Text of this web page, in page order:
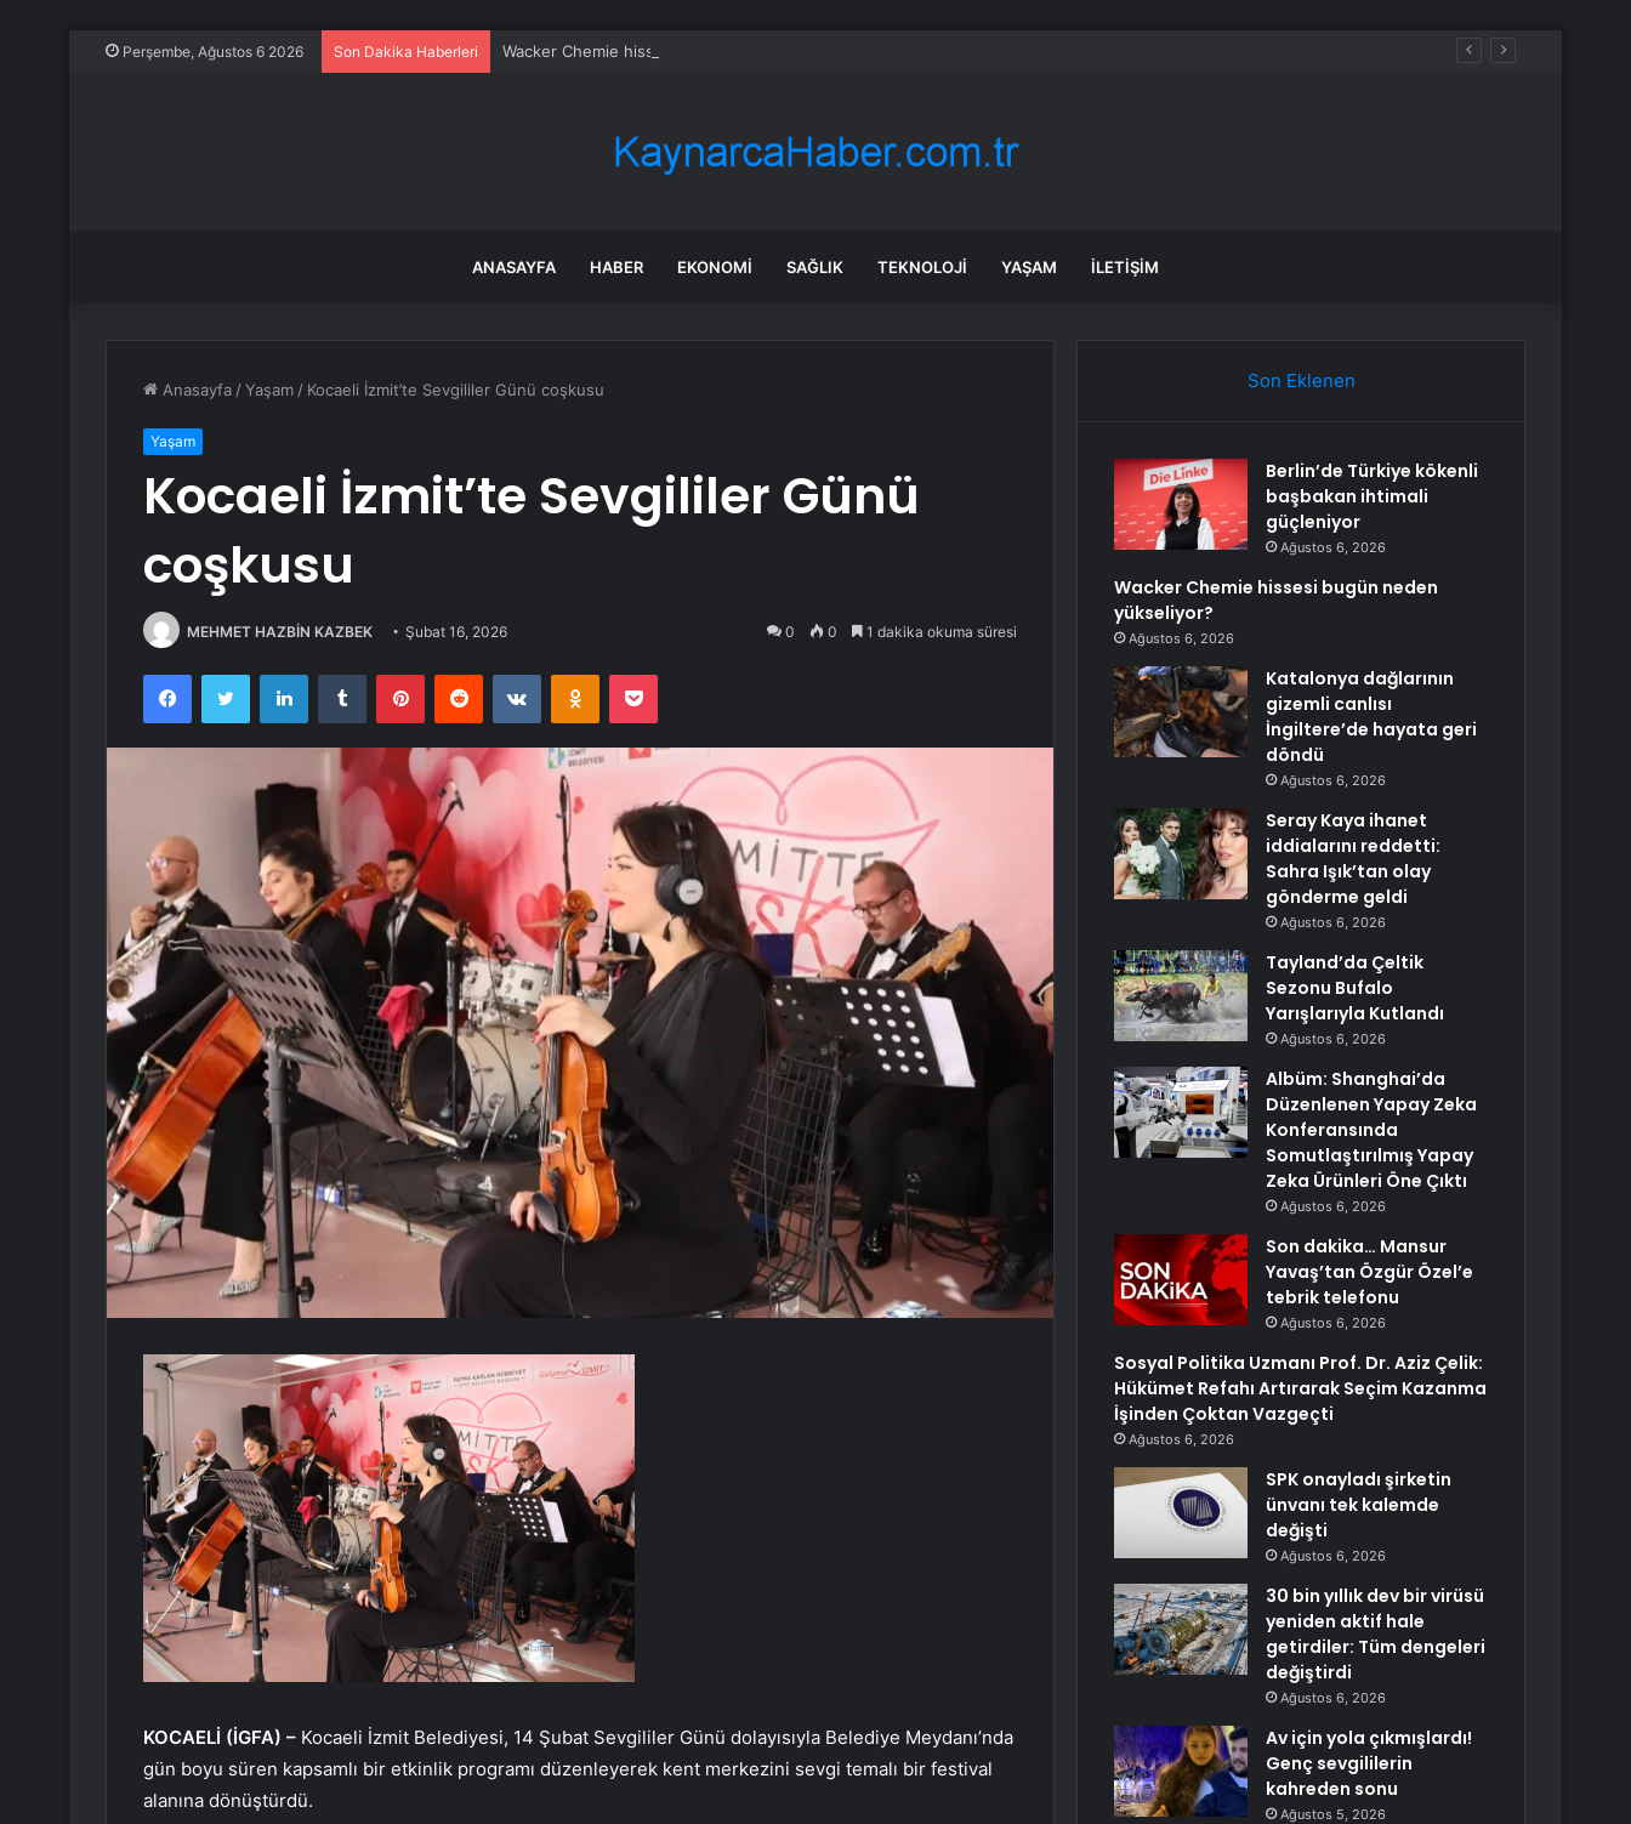
Perşembe, Ağustos 6 2026 Son Dakika Haberleri Wacker Chemie hissesi bugün neden yükseliyor?
ANASAYFA HABER EKONOMI SAĞLIK TEKNOLOJI YAŞAM İLETIŞIM
Anasayfa /Yaşam / Kocaeli İzmit’te Sevgililer Günü coşkusu
Yaşam
Kocaeli İzmit’te Sevgililer Günü
coşkusu
MEHMET HAZBİN KAZBEK Şubat 16, 2026 0 0 1 dakika okuma süresi
FacebookTwitter LinkedInTumblr PinterestReddit VKontakteOdnoklassniki
Pocket
KOCAELİ (İGFA) – Kocaeli İzmit Belediyesi, 14 Şubat Sevgililer Günü dolayısıyla Belediye Meydanı’nda
gün boyu süren kapsamlı bir etkinlik programı düzenleyerek kent merkezini sevgi temalı bir festival
alanına dönüştürdü.
Son Eklenen
Berlin’de Türkiye kökenli
başbakan ihtimali
güçleniyor
Ağustos 6, 2026
Wacker Chemie hissesi bugün neden
yükseliyor?
Ağustos 6, 2026
Katalonya dağlarının
gizemli canlısı
İngiltere’de hayata geri
döndü
Ağustos 6, 2026
Seray Kaya ihanet
iddialarını reddetti:
Sahra Işık’tan olay
gönderme geldi
Ağustos 6, 2026
Tayland’da Çeltik
Sezonu Bufalo
Yarışlarıyla Kutlandı
Ağustos 6, 2026
Albüm: Shanghai’da
Düzenlenen Yapay Zeka
Konferansında
Somutlaştırılmış Yapay
Zeka Ürünleri Öne Çıktı
Ağustos 6, 2026
Son dakika… Mansur
Yavaş’tan Özgür Özel’e
tebrik telefonu
Ağustos 6, 2026
Sosyal Politika Uzmanı Prof. Dr. Aziz Çelik:
Hükümet Refahı Artırarak Seçim Kazanma
İşinden Çoktan Vazgeçti
Ağustos 6, 2026
SPK onayladı şirketin
ünvanı tek kalemde
değişti
Ağustos 6, 2026
30 bin yıllık dev bir virüsü
yeniden aktif hale
getirdiler: Tüm dengeleri
değiştirdi
Ağustos 6, 2026
Av için yola çıkmışlardı!
Genç sevgililerin
kahreden sonu
Ağustos 5, 2026